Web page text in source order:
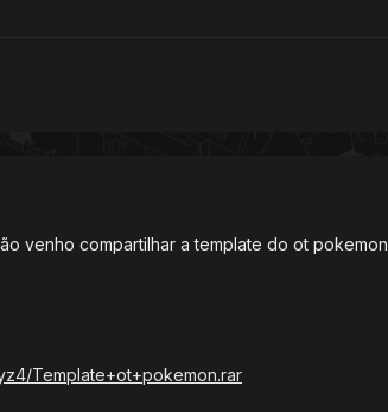
venho compartilhar a template do ot pokemon
Template+ot+pokemon.rar